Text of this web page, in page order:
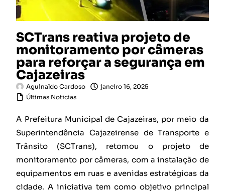
SCTrans reativa projeto de
monitoramento por câmeras
para reforçar a segurança em
Cajazeiras
Aguinaldo Cardoso
janeiro 16, 2025
Últimas Noticias
A Prefeitura Municipal de Cajazeiras, por meio da
Superintendência Cajazeirense de Transporte e
Trânsito (SCTrans), retomou o projeto de
monitoramento por câmeras, com a instalação de
equipamentos em ruas e avenidas estratégicas da
cidade. A iniciativa tem como objetivo principal